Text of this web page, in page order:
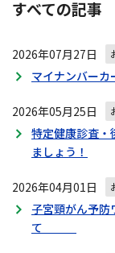
ビ
ー
シ
ン
すべての記事
2026年07月27日
マイナンバーカ
2026年05月25日
特定健康診査・
ましょう！
2026年04月01日
子宮頸がん予防
て